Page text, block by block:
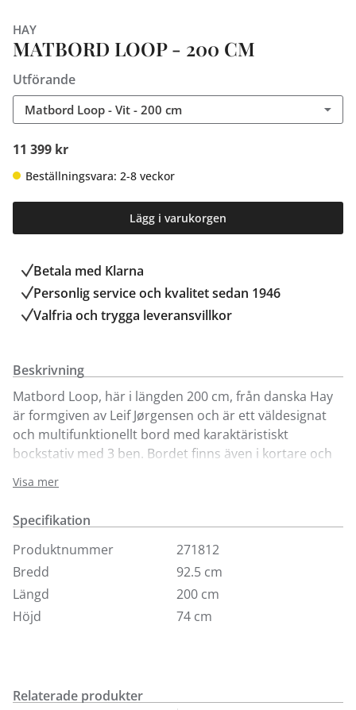
HAY
MATBORD LOOP - 200 CM
Utförande
Matbord Loop - Vit - 200 cm
11 399 kr
Beställningsvara: 2-8 veckor
Lägg i varukorgen
Betala med Klarna
Personlig service och kvalitet sedan 1946
Valfria och trygga leveransvillkor
Beskrivning
Matbord Loop, här i längden 200 cm, från danska Hay
är formgiven av Leif Jørgensen och är ett väldesignat
och multifunktionellt bord med karaktäristiskt
bockstativ med 3 ben. Bordet finns även i kortare och
andra bord i andra storlekar och utföranden samt som
praktiska hallmöbler.
Visa mer
Specifikation
Produktnummer
271812
Bredd
92.5 cm
Längd
200 cm
Höjd
74 cm
Relaterade produkter